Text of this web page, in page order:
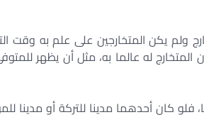
ولم يكن المتخارجين على علم به وقت
له عالما به، مثل أن يظهر
كان أحدهما مدينا للتركة أو مدينا